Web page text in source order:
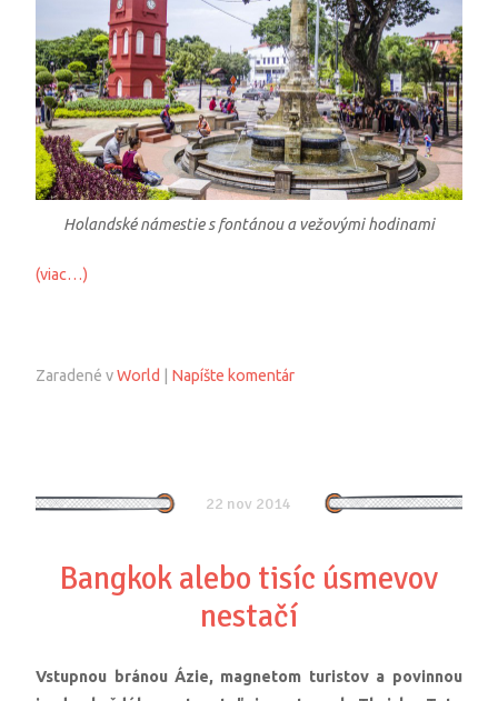
Holandské námestie s fontánou a vežovými hodinami
(viac…)
Zaradené vWorld Napíšte komentár
22 nov 2014
Bangkok alebo tisíc úsmevov
nestačí
Vstupnou bránou Ázie, magnetom turistov a povinnou